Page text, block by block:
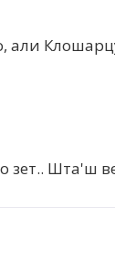
али
зет.. Шта'ш